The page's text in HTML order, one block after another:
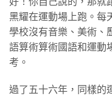
黑耀在運動場上跑。每
學校沒有音樂、美術、
語算術算術國語和運動
考。
過了五十六年，同樣的